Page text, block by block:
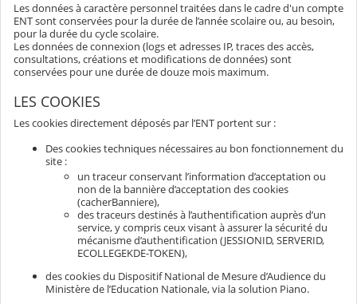
Les données à caractère personnel traitées dans le cadre d'un compte
ENT sont conservées pour la durée de l’année scolaire ou, au besoin,
pour la durée du cycle scolaire.
Les données de connexion (logs et adresses IP, traces des accès,
consultations, créations et modifications de données) sont
conservées pour une durée de douze mois maximum.
LES COOKIES
Les cookies directement déposés par l’ENT portent sur :
Des cookies techniques nécessaires au bon fonctionnement du
site :
un traceur conservant l’information d’acceptation ou
non de la bannière d’acceptation des cookies
(cacherBanniere),
des traceurs destinés à l’authentification auprès d’un
service, y compris ceux visant à assurer la sécurité du
mécanisme d’authentification (JESSIONID, SERVERID,
ECOLLEGEKDE-TOKEN),
des cookies du Dispositif National de Mesure d’Audience du
Ministère de l’Education Nationale, via la solution Piano.